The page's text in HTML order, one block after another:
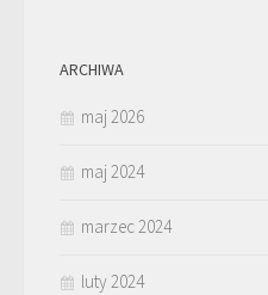
ARCHIWA
maj 2026
maj 2024
marzec 2024
luty 2024